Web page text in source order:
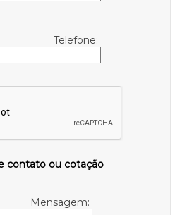
Telefone:
contato ou cotação
Mensagem: